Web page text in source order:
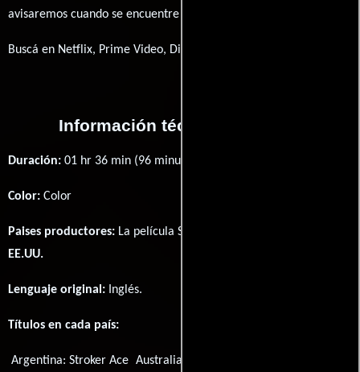
avisaremos cuando se encuentre disponible
Buscá en Netflix, Prime Video, Disney+
Información técnica y general
Duración: 01 hr 36 min (96 minutos) .
Color: Color
Paises productores: La película Stroker Ace fué producida en
EE.UU.
Lenguaje original: Inglés.
Títulos en cada país:
Argentina:Stroker Ace Australia: